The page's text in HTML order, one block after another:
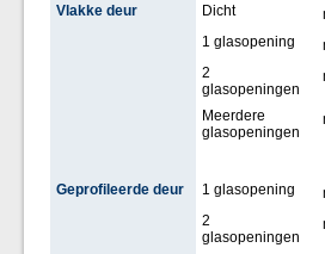
Vlakke deur Dicht
1 glasopening
2
glasopeningen
Meerdere
glasopeningen
Geprofileerde deur 1 glasopening
2
glasopeningen